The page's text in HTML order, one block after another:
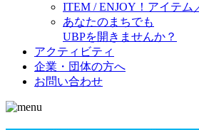
ITEM / ENJOY！ アイテム
あなたのまちでも
UBPを開きませんか？
アクティビティ
企業・団体の方へ
お問い合わせ